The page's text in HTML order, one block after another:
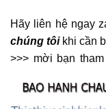
Hãy liên hệ ngay
chúng tôikhi cần
>>> mời bạn